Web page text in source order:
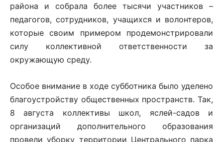
района и собрала более тысячи участников –
педагогов, сотрудников, учащихся и волонтеров,
которые своим примером продемонстрировали
силу коллективной ответственности за
окружающую среду.
Особое внимание в ходе субботника было уделено
благоустройству общественных пространств. Так,
8 августа коллективы школ, яслей-садов и
организаций дополнительного образования
провели уборку территории Центрального парка